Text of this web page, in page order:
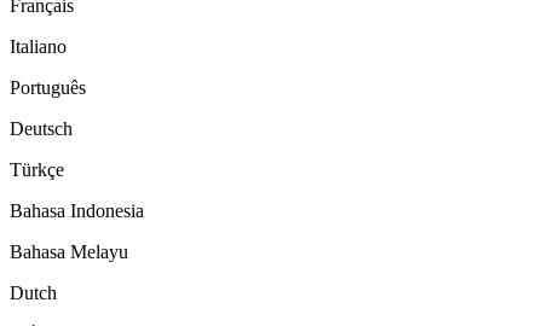
Français
Italiano
Português
Deutsch
Türkçe
Bahasa Indonesia
Bahasa Melayu
Dutch